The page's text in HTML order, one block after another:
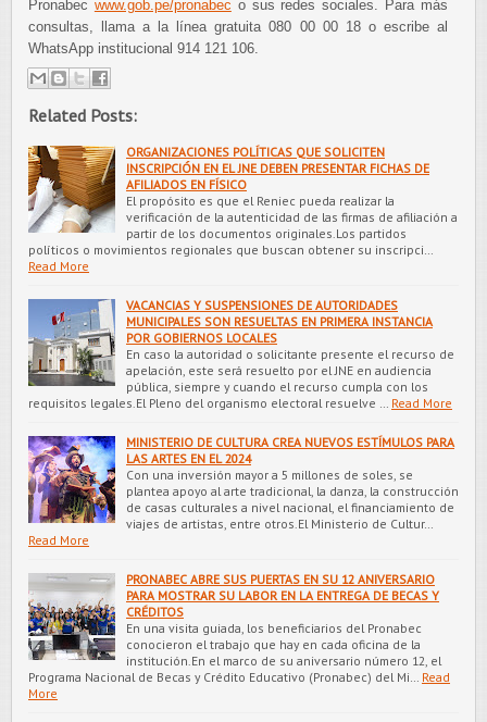
Pronabec www.gob.pe/pronabec o sus redes sociales. Para más
consultas, llama a la línea gratuita 080 00 00 18 o escribe al
WhatsApp institucional 914 121 106.
Related Posts:
ORGANIZACIONES POLÍTICAS QUE SOLICITEN
INSCRIPCIÓN EN EL JNE DEBEN PRESENTAR FICHAS DE
AFILIADOS EN FÍSICO
El propósito es que el Reniec pueda realizar la
verificación de la autenticidad de las firmas de afiliación a
partir de los documentos originales.Los partidos
políticos o movimientos regionales que buscan obtener su inscripci…
Read More
VACANCIAS Y SUSPENSIONES DE AUTORIDADES
MUNICIPALES SON RESUELTAS EN PRIMERA INSTANCIA
POR GOBIERNOS LOCALES
En caso la autoridad o solicitante presente el recurso de
apelación, este será resuelto por el JNE en audiencia
pública, siempre y cuando el recurso cumpla con los
requisitos legales.El Pleno del organismo electoral resuelve …
Read More
MINISTERIO DE CULTURA CREA NUEVOS ESTÍMULOS PARA
LAS ARTES EN EL 2024
Con una inversión mayor a 5 millones de soles, se
plantea apoyo al arte tradicional, la danza, la construcción
de casas culturales a nivel nacional, el financiamiento de
viajes de artistas, entre otros.El Ministerio de Cultur…
Read More
PRONABEC ABRE SUS PUERTAS EN SU 12 ANIVERSARIO
PARA MOSTRAR SU LABOR EN LA ENTREGA DE BECAS Y
CRÉDITOS
En una visita guiada, los beneficiarios del Pronabec
conocieron el trabajo que hay en cada oficina de la
institución.En el marco de su aniversario número 12, el
Programa Nacional de Becas y Crédito Educativo (Pronabec) del Mi…
Read
More